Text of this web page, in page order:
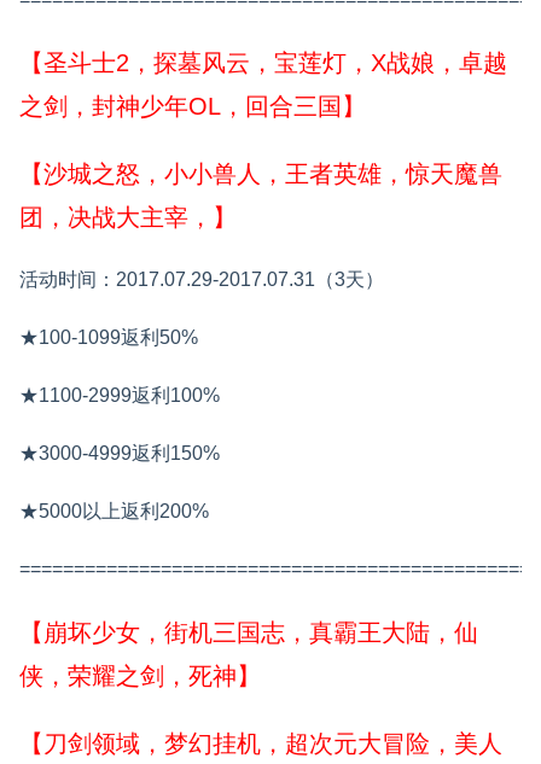
【圣斗士2，探墓风云，宝莲灯，X战娘，卓越
之剑，封神少年OL，回合三国】
【沙城之怒，小小兽人，王者英雄，惊天魔兽
团， 决战大主宰， 】
活动时间：2017.07.29-2017.07.31（3天）
★100-1099返利50%
★1100-2999返利100%
★3000-4999返利150%
★5000以上返利200%
【崩坏少女，街机三国志，真霸王大陆，仙
侠，荣耀之剑，死神】
【刀剑领域，梦幻挂机，超次元大冒险，美人